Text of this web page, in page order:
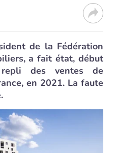
de la Fédération
a fait état, début
des ventes de
en 2021. La faute